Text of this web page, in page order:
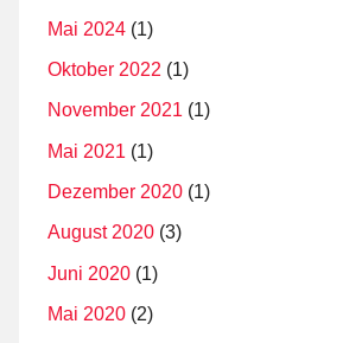
Mai 2024 (1)
Oktober 2022 (1)
November 2021 (1)
Mai 2021 (1)
Dezember 2020 (1)
August 2020 (3)
Juni 2020 (1)
Mai 2020 (2)